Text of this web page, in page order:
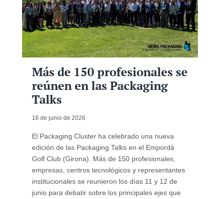
Más de 150 profesionales se
reúnen en las Packaging
Talks
16 de junio de 2026
El Packaging Cluster ha celebrado una nueva
edición de las Packaging Talks en el Empordà
Golf Club (Girona). Más de 150 profesionales,
empresas, centros tecnológicos y representantes
institucionales se reunieron los días 11 y 12 de
junio para debatir sobre los principales ejes que